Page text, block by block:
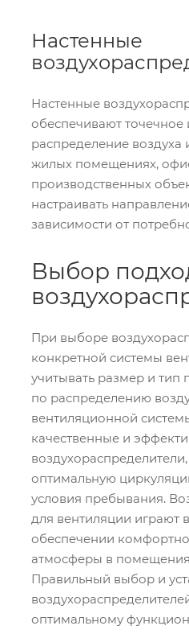
Настенные
Настенные
обеспечивают
распределение воздуха
жилых помещениях,
производственных
настраивать
зависимости от
Выбор
При выборе
конкретной системы
учитывать размер и
по распределению
вентиляционной
качественные и
оптимальную
условия пребывания.
для вентиляции играют
обеспечении
атмосферы в
Правильный выбор и
оптимальному